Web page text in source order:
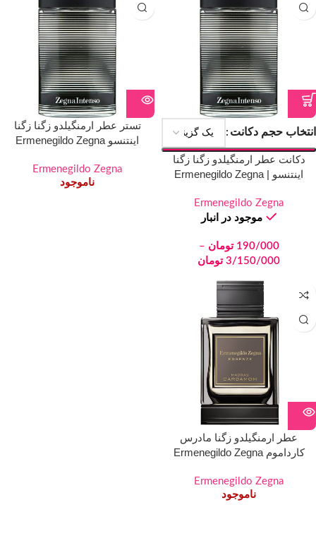
انتخاب حجم دکانت
دکانت عطر ارمنگیلدو زگنا زگنا
اینتنسو | Ermenegildo Zegna
Ermenegildo Zegna
موجود در انبار
190/000 تومان –
3/150/000 تومان
تستر عطر ارمنگیلدو زگنا زگنا
اینتنسو Ermenegildo Zegna
Ermenegildo Zegna
ناموجود
عطر ارمنگیلدو زگنا مادرس
کارداموم Ermenegildo Zegna
میلی لیتر
Ermenegildo Zegna
ناموجود